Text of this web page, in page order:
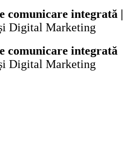
comunicare integrată |
Digital Marketing
comunicare integrată
Digital Marketing